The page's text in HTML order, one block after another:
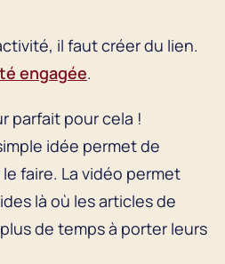
il faut créer du lien.
engagée.
parfait pour cela !
idée permet de
faire. La vidéo permet
là où les articles de
de temps à porter leurs